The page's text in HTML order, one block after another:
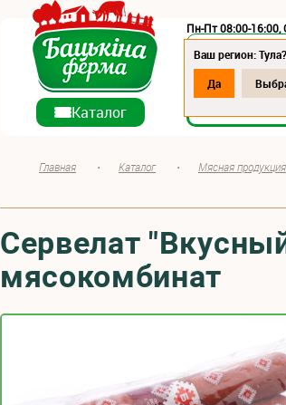
Пн-Пт 08:00-
Ваш регион: Тула?
Да
Каталог
Главная • Каталог • Мясная продукция
Сервелат
мясокомбинат